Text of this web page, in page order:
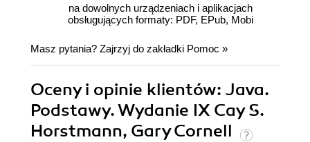
na dowolnych urządzeniach i aplikacjach
obsługujących formaty: PDF, EPub, Mobi
Masz pytania? Zajrzyj do zakładki Pomoc »
Oceny i opinie klientów: Java.
Podstawy. Wydanie IX Cay S.
Horstmann, Gary Cornell